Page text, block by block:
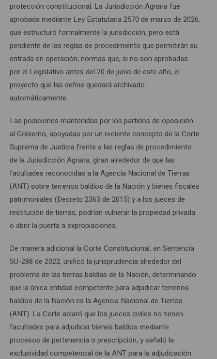
protección constitucional. La Jurisdicción Agraria fue
aprobada mediante Ley Estatutaria 2570 de marzo de 2026,
que estructuró formalmente la jurisdicción, pero está
pendiente de las reglas de procedimiento que permitirán su
entrada en operación; normas que, si no son aprobadas
por el Legislativo antes del 20 de junio de este año, el
proyecto que las define quedará archivado
automáticamente.
Las posiciones mantenidas por los partidos de oposición
al Gobierno, apoyadas por un reciente concepto de la Corte
Suprema de Justicia frente a las reglas de procedimiento
de la Jurisdicción Agraria, giran alrededor de que las
facultades reconocidas a la Agencia Nacional de Tierras
(ANT) sobre terrenos baldíos de la Nación y bienes fiscales
patrimoniales (Decreto 2363 de 2015) y a los jueces de
restitución de tierras, podrían vulnerar la propiedad privada
o abrir la puerta a expropiaciones.
De manera adicional la Corte Constitucional, en Sentencia
SU-288 de 2022, unificó la jurisprudencia alrededor del
problema de las tierras baldías de la Nación, determinando
que la única entidad competente para adjudicar terrenos
baldíos de la Nación es la Agencia Nacional de Tierras
(ANT). La Corte aclaró que los jueces civiles no tienen
facultades para adjudicar bienes baldíos mediante
procesos de pertenencia o prescripción, y señaló la
exclusividad competencial de la ANT para la adjudicación